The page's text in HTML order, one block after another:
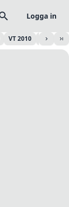
Logga in
VT 2010 HT 2009